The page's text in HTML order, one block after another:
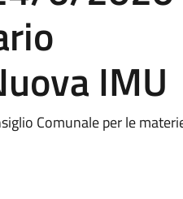
IMU
Comunale per le